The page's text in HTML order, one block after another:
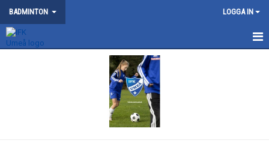
BADMINTON LOGGA IN